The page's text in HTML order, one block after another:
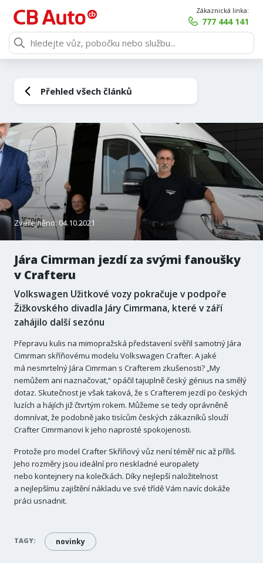
Zákaznická linka:
777 444 141
Přehled všech článků
Zveřejněno: 04.10.2021
Jára Cimrman jezdí za svými fanoušky
v Crafteru
Volkswagen Užitkové vozy pokračuje v podpoře
Žižkovského divadla Járy Cimrmana, které v září
zahájilo další sezónu
Přepravu kulis na mimopražská představení svěřil samotný Jára
Cimrman skříňovému modelu Volkswagen Crafter. A jaké
má nesmrtelný Jára Cimrman s Crafterem zkušenosti? „My
nemůžem ani naznačovat,“ opáčil tajuplně český génius na smělý
dotaz. Skutečnost je však taková, že s Crafterem jezdí po českých
luzích a hájích již čtvrtým rokem. Můžeme se tedy oprávněně
domnívat, že podobně jako tisícům českých zákazníků slouží
Crafter Cimrmanovi k jeho naprosté spokojenosti.
Protože pro model Crafter Skříňový vůz není téměř nic až příliš.
Jeho rozměry jsou ideální pro neskladné europalety
nebo kontejnery na kolečkách. Díky nejlepší naložitelnost
a nejlepšímu zajištění nákladu ve své třídě Vám navíc dokáže
práci usnadnit.
TAGY: novinky